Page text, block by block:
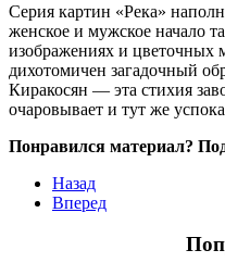
Серия картин «Река»
женское и мужское начало
изображениях и цветочных
дихотомичен загадочный
Киракосян — эта стихия
очаровывает и тут же
Понравился материал?
Назад
Вперед